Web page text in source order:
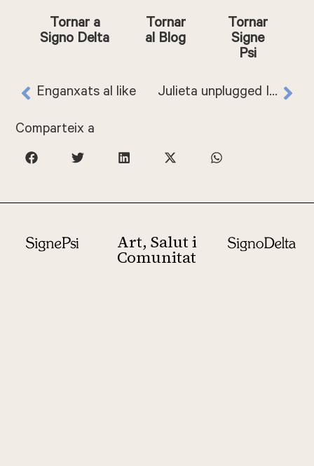
Tornar a
Signo Delta
Tornar
al Blog
Tornar
Signe
Psi
Enganxats al like Julieta unplugged Inés Boza/Senza tempo – Karaoke Grill Sarah Anglada. La caldera
Comparteix a
Art, Salut i
Comunitat